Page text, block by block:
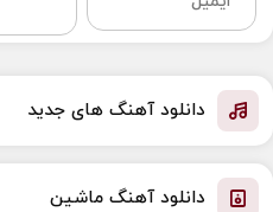
دانلود آهنگ های جدید
دانلود آهنگ ماشین